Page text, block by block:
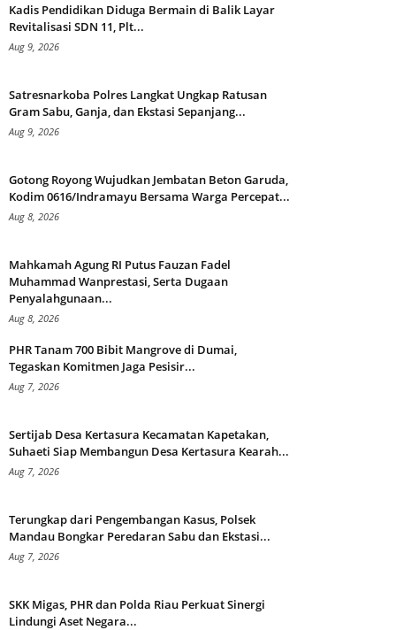
Kadis Pendidikan Diduga Bermain di Balik Layar
Revitalisasi SDN 11, Plt...
Aug 9, 2026
Satresnarkoba Polres Langkat Ungkap Ratusan
Gram Sabu, Ganja, dan Ekstasi Sepanjang...
Aug 9, 2026
Gotong Royong Wujudkan Jembatan Beton Garuda,
Kodim 0616/Indramayu Bersama Warga Percepat...
Aug 8, 2026
Mahkamah Agung RI Putus Fauzan Fadel
Muhammad Wanprestasi, Serta Dugaan
Penyalahgunaan...
Aug 8, 2026
PHR Tanam 700 Bibit Mangrove di Dumai,
Tegaskan Komitmen Jaga Pesisir...
Aug 7, 2026
Sertijab Desa Kertasura Kecamatan Kapetakan,
Suhaeti Siap Membangun Desa Kertasura Kearah...
Aug 7, 2026
Terungkap dari Pengembangan Kasus, Polsek
Mandau Bongkar Peredaran Sabu dan Ekstasi...
Aug 7, 2026
SKK Migas, PHR dan Polda Riau Perkuat Sinergi
Lindungi Aset Negara...